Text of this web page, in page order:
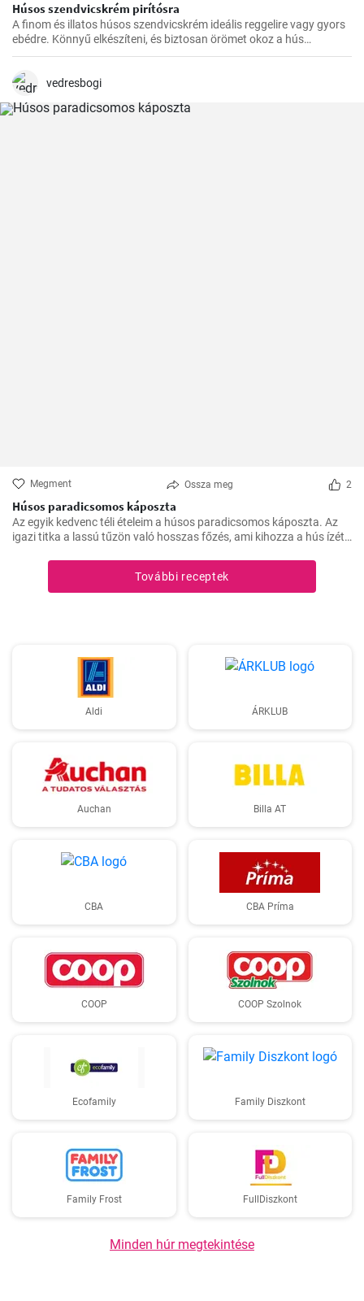
Húsos szendvicskrém pirítósra
A finom és illatos húsos szendvicskrém ideális reggelire vagy gyors
ebédre. Könnyű elkészíteni, és biztosan örömet okoz a hús
szerelmeseinek ízlelőbimbóinak.
vedresbogi
Megment Ossza meg 2
Húsos paradicsomos káposzta
Az egyik kedvenc téli ételeim a húsos paradicsomos káposzta. Az
igazi titka a lassú tűzön való hosszas főzés, ami kihozza a hús ízét,
Számtalanszor elkészítettem már, és minél tovább fő, annál
finomabb lesz, ezért a hétvégi ebédekre szoktam időzíteni.
További receptek
Aldi ÁRKLUB
Auchan Billa AT
CBA CBA Príma
COOP COOP Szolnok
Ecofamily Family Diszkont
Family Frost FullDiszkont
Minden húr megtekintése